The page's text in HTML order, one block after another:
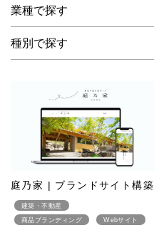
業種で探す
種別で探す
庭乃家 | ブランドサイト構築
建築・不動産
商品ブランディング
Webサイト